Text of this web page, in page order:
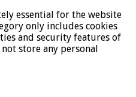
essential for the website
only includes cookies
and security features of
store any personal